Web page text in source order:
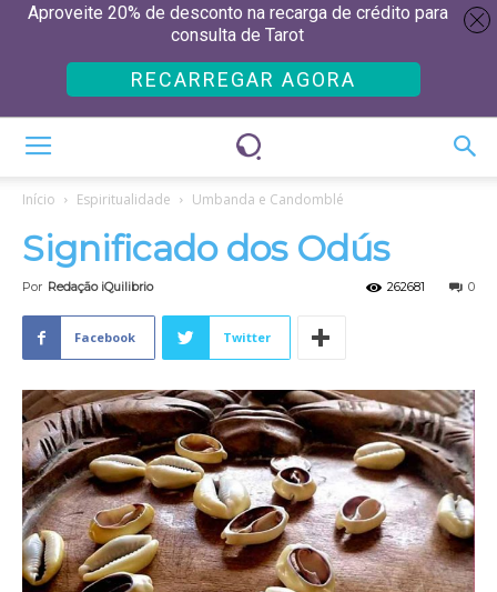
Início Espiritualidade Umbanda e Candomblé
Significado dos Odús
Por Redação iQuilibrio 0
262681
Facebook Twitter
Aproveite 20% de desconto na recarga de crédito para
consulta de Tarot
RECARREGAR AGORA